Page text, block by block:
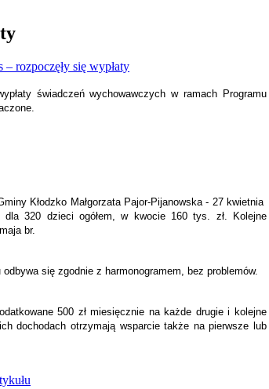
świadczeń wychowawczych w ramach Programu
Kłodzko Małgorzata Pajor-Pijanowska - 27 kwietnia
dla 320 dzieci ogółem, w kwocie 160 tys. zł. Kolejne
br.
się zgodnie z harmonogramem, bez problemów.
500 zł miesięcznie na każde drugie i kolejne
dochodach otrzymają wsparcie także na pierwsze lub